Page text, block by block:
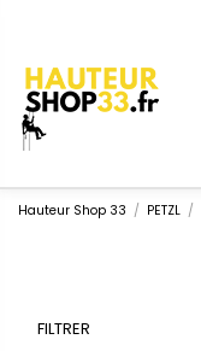
Hauteur Shop 33 PETZL
FILTRER